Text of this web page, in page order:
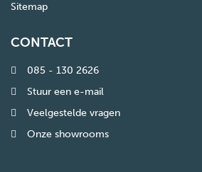
Sitemap
CONTACT
085 - 130 2626
Stuur een e-mail
Veelgestelde vragen
Onze showrooms